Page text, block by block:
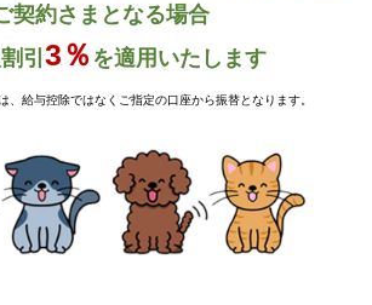
契約さまとなる場合
引 3％ を適用いたします
、給与控除ではなくご指定の口座から振替となります。